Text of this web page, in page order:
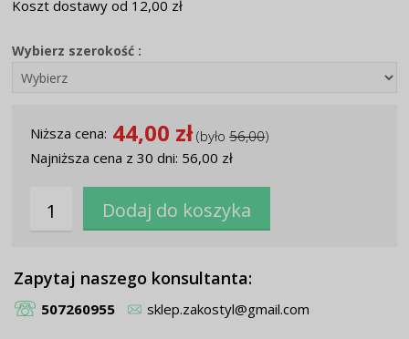
Koszt dostawy od 12,00 zł
Wybierz szerokość :
Niższa cena: 44,00 zł(było56,00)
Najniższa cena z 30 dni: 56,00 zł
Zapytaj naszego konsultanta:
507260955 sklep.zakostyl@gmail.com